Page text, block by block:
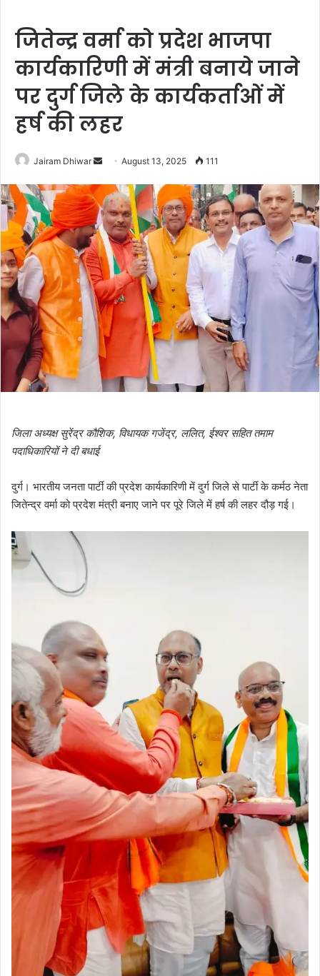
जितेन्द्र वर्मा को प्रदेश भाजपा
कार्यकारिणी में मंत्री बनाये जाने
पर दुर्ग जिले के कार्यकर्ताओं में
हर्ष की लहर
Jairam Dhiwar
Send
email
August 13, 2025 111
जिला अध्यक्ष सुरेंद्र कौशिक, विधायक गजेंद्र, ललित, ईश्वर सहित तमाम
पदाधिकारियों ने दी बधाई
दुर्ग। भारतीय जनता पार्टी की प्रदेश कार्यकारिणी में दुर्ग जिले से पार्टी के कर्मठ नेता
जितेन्द्र वर्मा को प्रदेश मंत्री बनाए जाने पर पूरे जिले में हर्ष की लहर दौड़ गई।